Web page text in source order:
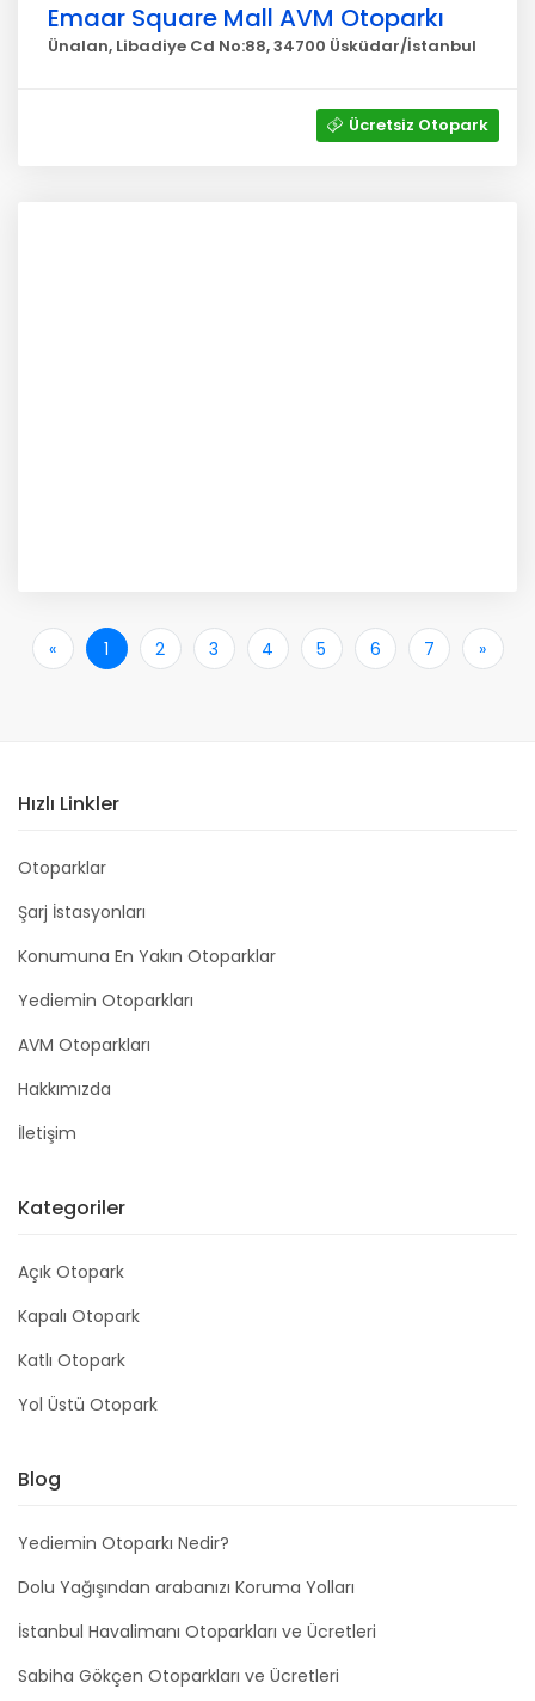
Emaar Square Mall AVM Otoparkı
Ünalan, Libadiye Cd No:88, 34700 Üsküdar/İstanbul
Ücretsiz Otopark
« 1 2 3 4 5 6 7 » Son
Hızlı Linkler
Otoparklar
Şarj İstasyonları
Konumuna En Yakın Otoparklar
Yediemin Otoparkları
AVM Otoparkları
Hakkımızda
İletişim
Kategoriler
Açık Otopark
Kapalı Otopark
Katlı Otopark
Yol Üstü Otopark
Blog
Yediemin Otoparkı Nedir?
Dolu Yağışından arabanızı Koruma Yolları
İstanbul Havalimanı Otoparkları ve Ücretleri
Sabiha Gökçen Otoparkları ve Ücretleri